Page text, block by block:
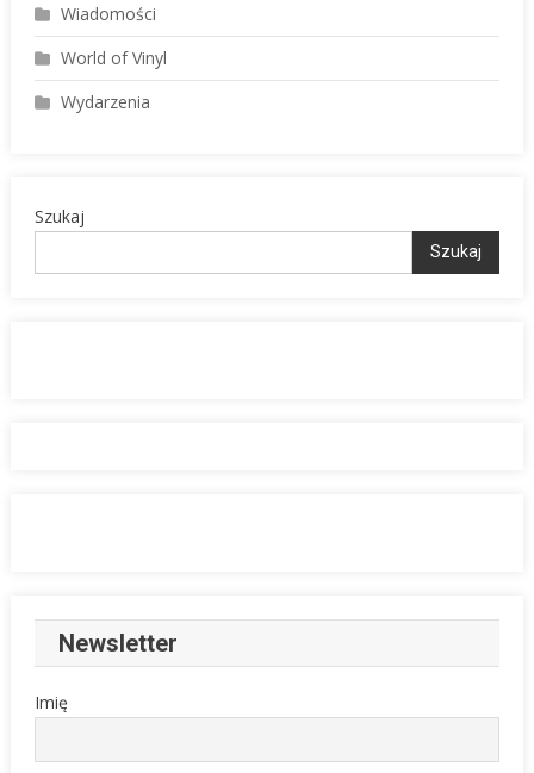
Wiadomości
World of Vinyl
Wydarzenia
Szukaj
Szukaj
Newsletter
Imię